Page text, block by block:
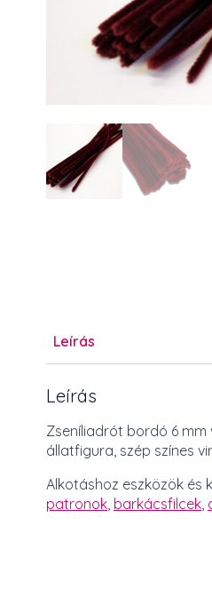
Leírás
Leírás
Zseníliadrót bordó 6
állatfigura, szép színes
Alkotáshoz eszközök és
patronok, barkácsfilcek,